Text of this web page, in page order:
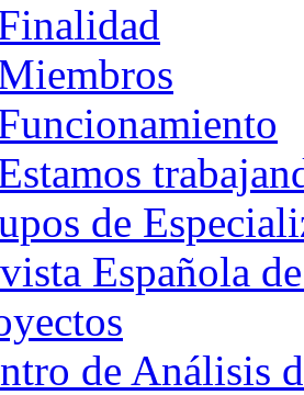
de
Española
de Análisis